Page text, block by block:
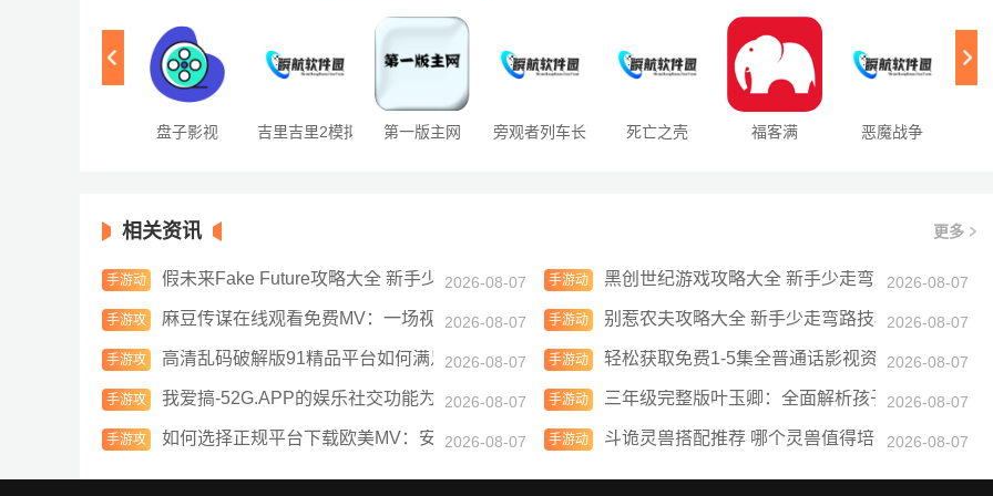
步骤详解与注意事项
统的访问方式，这个传送门通常会
盘子影视 吉里吉里2模拟器 第一版主网 旁观者列车长 死亡之壳 福客满 恶魔战争
相关资讯 更多
手游动
假未来Fake Future攻略大全 新手少走弯路技巧总汇
2026-08-07
手游动
黑创世纪游戏攻略大全 新手少走弯路技巧总汇
2026-08-07
手游攻
麻豆传谋在线观看免费MV：一场视觉与音乐的完美盛宴
2026-08-07
手游动
别惹农夫攻略大全 新手少走弯路技巧总汇2026-08-07
手游攻
高清乱码破解版91精品平台如何满足用户需求？提供的高清播放和内容更新优势是什么？
2026-08-07
手游动
轻松获取免费1-5集全普通话影视资源：畅享精彩
2026-08-07
手游攻
我爱搞-52G.APP的娱乐社交功能为何如此受欢迎？
2026-08-07
手游动
三年级完整版叶玉卿：全面解析孩子成长与学习的
2026-08-07
手游攻
如何选择正规平台下载欧美MV：安全、合法、高质量下载指南
2026-08-07
手游动
斗诡灵兽搭配推荐 哪个灵兽值得培养2026-08-07